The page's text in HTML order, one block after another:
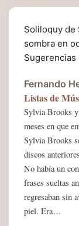
Soliloquy de
sombra en
Fernando
Listas de
Sylvia Brooks y
meses en que
Sylvia Brooks
discos
No había un
frases sueltas
regresaban sin
piel. Era…